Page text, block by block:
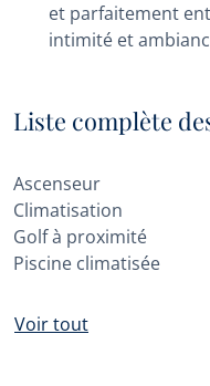
et parfaitement
intimité et
Liste complète
Ascenseur
Climatisation
Golf à proximité
Piscine climatisée
Voir tout